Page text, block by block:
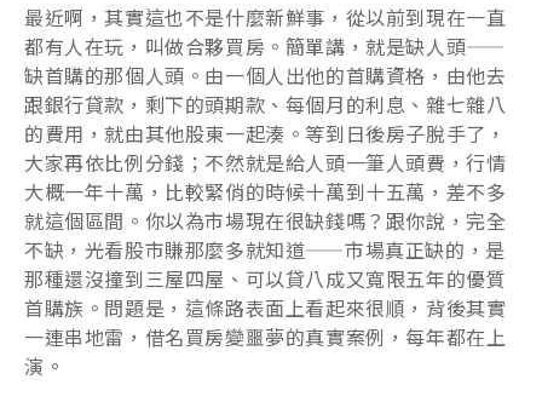
最近啊，其實這也不是什麼新鮮事，從以前到現在一直
都有人在玩，叫做合夥買房。簡單講，就是缺人頭——
缺首購的那個人頭。由一個人出他的首購資格，由他去
跟銀行貸款，剩下的頭期款、每個月的利息、雜七雜八
的費用，就由其他股東一起湊。等到日後房子脫手了，
大家再依比例分錢；不然就是給人頭一筆人頭費，行情
大概一年十萬，比較緊俏的時候十萬到十五萬，差不多
就這個區間。你以為市場現在很缺錢嗎？跟你說，完全
不缺，光看股市賺那麼多就知道——市場真正缺的，是
那種還沒撞到三屋四屋、可以貸八成又寬限五年的優質
首購族。問題是，這條路表面上看起來很順，背後其實
一連串地雷，借名買房變噩夢的真實案例，每年都在上
演。